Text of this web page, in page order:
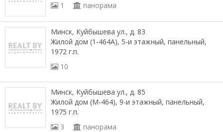
1
панорама
Минск, Куйбышева ул., д. 83
Жилой дом (1-464А), 5-и этажный, панельный,
1972 г.п.
10
Минск, Куйбышева ул., д. 85
Жилой дом (М-464), 9-и этажный, панельный,
1975 г.п.
3
панорама